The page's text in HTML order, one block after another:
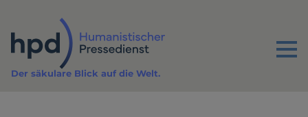
Inhalt
Menu
Der säkulare Blick auf die Welt.